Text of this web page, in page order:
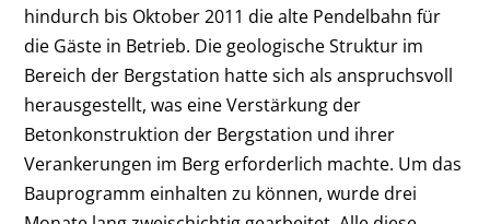
hindurch bis Oktober 2011 die alte Pendelbahn für
die Gäste in Betrieb. Die geologische Struktur im
Bereich der Bergstation hatte sich als anspruchsvoll
herausgestellt, was eine Verstärkung der
Betonkonstruktion der Bergstation und ihrer
Verankerungen im Berg erforderlich machte. Um das
Bauprogramm einhalten zu können, wurde drei